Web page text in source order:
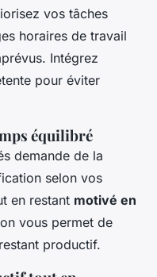
vos tâches
horaires de travail
Intégrez
pour éviter
équilibré
demande de la
selon vos
en restant motivé en
vous permet de
productif.